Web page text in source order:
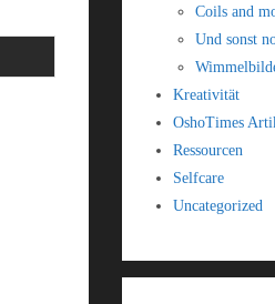
Coils and
Und sonst
Kreativität
OshoTimes
Ressourcen
Selfcare
Uncategorized